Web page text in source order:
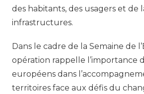
des habitants, des usagers et de
infrastructures.
Dans le cadre de la Semaine de
opération rappelle l’importance
européens dans
territoires face aux défis du